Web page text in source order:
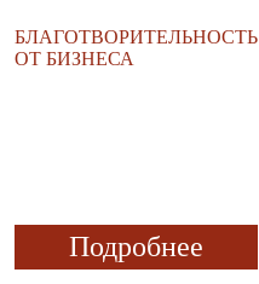
БЛАГОТВОРИТЕЛЬНОСТЬ
ОТ БИЗНЕСА
Подробнее